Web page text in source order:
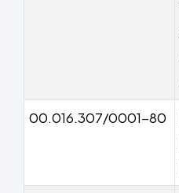
00.016.307/0001-80